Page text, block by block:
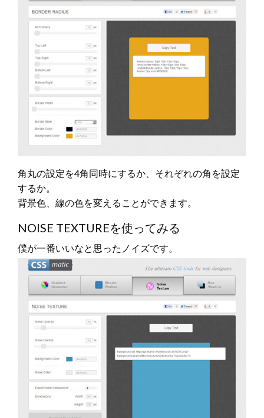
角丸の設定を4角同時にするか、それぞれの角を設定
するか。
背景色、線の色を変えることができます。
NOISE TEXTUREを使ってみる
僕が一番いいなと思ったノイズです。